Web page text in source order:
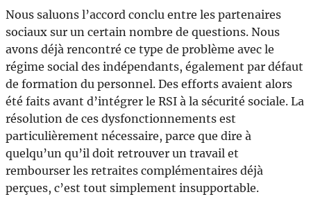
Nous saluons l’accord conclu entre les partenaires
sociaux sur un certain nombre de questions. Nous
avons déjà rencontré ce type de problème avec le
régime social des indépendants, également par défaut
de formation du personnel. Des efforts avaient alors
été faits avant d’intégrer le RSI à la sécurité sociale. La
résolution de ces dysfonctionnements est
particulièrement nécessaire, parce que dire à
quelqu’un qu’il doit retrouver un travail et
rembourser les retraites complémentaires déjà
perçues, c’est tout simplement insupportable.